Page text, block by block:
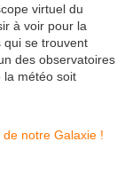
virtuel du
à voir pour la
qui se trouvent
des observatoires
la météo soit